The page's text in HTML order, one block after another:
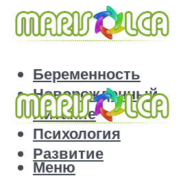
Беременность
Новорожденный
Питание
Психология
Развитие
Меню